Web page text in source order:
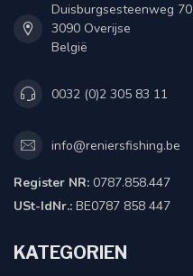
Duisburgsesteenweg 70
3090 Overijse
België
0032 (0)2 305 83 11
info@reniersfishing.be
Register NR: 0787.858.447
USt-IdNr.: BE0787 858 447
KATEGORIEN